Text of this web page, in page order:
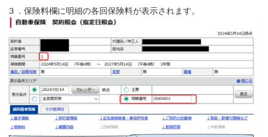
３．保険料欄に明細の各回保険料が表示されます。